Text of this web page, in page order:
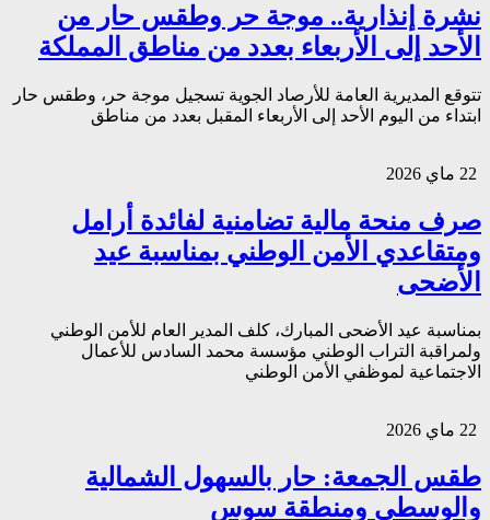
نشرة إنذارية.. موجة حر وطقس حار من
الأحد إلى الأربعاء بعدد من مناطق المملكة
تتوقع المديرية العامة للأرصاد الجوية تسجيل موجة حر، وطقس حار
ابتداء من اليوم الأحد إلى الأربعاء المقبل بعدد من مناطق
صرف منحة مالية تضامنية لفائدة أرامل
ومتقاعدي الأمن الوطني بمناسبة عيد
الأضحى
بمناسبة عيد الأضحى المبارك، كلف المدير العام للأمن الوطني
ولمراقبة التراب الوطني مؤسسة محمد السادس للأعمال
الاجتماعية لموظفي الأمن الوطني
طقس الجمعة: حار بالسهول الشمالية
والوسطى ومنطقة سوس